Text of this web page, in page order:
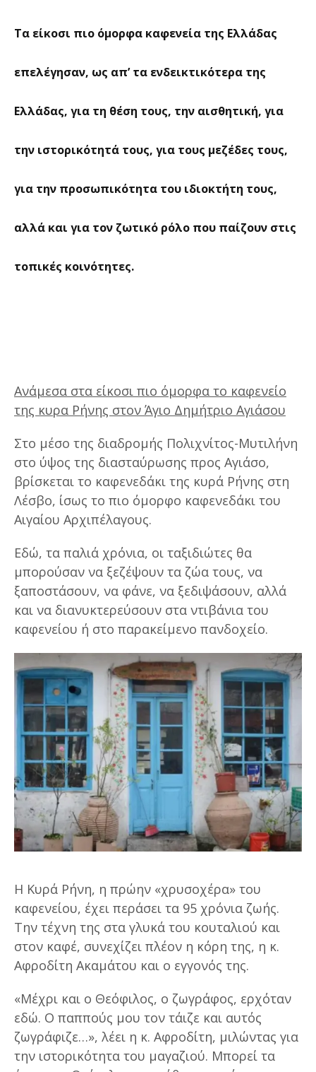
Τα είκοσι πιο όμορφα καφενεία της Ελλάδας
επελέγησαν, ως απ’ τα ενδεικτικότερα της
Ελλάδας, για τη θέση τους, την αισθητική, για
την ιστορικότητά τους, για τους μεζέδες τους,
για την προσωπικότητα του ιδιοκτήτη τους,
αλλά και για τον ζωτικό ρόλο που παίζουν στις
τοπικές κοινότητες.
Ανάμεσα στα είκοσι πιο όμορφα το καφενείο
της κυρα Ρήνης στον Άγιο Δημήτριο Αγιάσου
Στο μέσο της διαδρομής Πολιχνίτος-Μυτιλήνη
στο ύψος της διασταύρωσης προς Αγιάσο,
βρίσκεται το καφενεδάκι της κυρά Ρήνης στη
Λέσβο, ίσως το πιο όμορφο καφενεδάκι του
Αιγαίου Αρχιπέλαγους.
Εδώ, τα παλιά χρόνια, οι ταξιδιώτες θα
μπορούσαν να ξεζέψουν τα ζώα τους, να
ξαποστάσουν, να φάνε, να ξεδιψάσουν, αλλά
και να διανυκτερεύσουν στα ντιβάνια του
καφενείου ή στο παρακείμενο πανδοχείο.
Η Κυρά Ρήνη, η πρώην «χρυσοχέρα» του
καφενείου, έχει περάσει τα 95 χρόνια ζωής.
Την τέχνη της στα γλυκά του κουταλιού και
στον καφέ, συνεχίζει πλέον η κόρη της, η κ.
Αφροδίτη Ακαμάτου και ο εγγονός της.
«Μέχρι και ο Θεόφιλος, ο ζωγράφος, ερχόταν
εδώ. Ο παππούς μου τον τάιζε και αυτός
ζωγράφιζε…», λέει η κ. Αφροδίτη, μιλώντας για
την ιστορικότητα του μαγαζιού. Μπορεί τα